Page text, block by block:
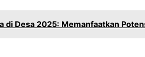
di Desa 2025: Memanfaatkan